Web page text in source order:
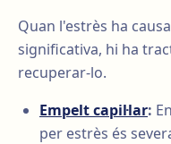
Quan l'estrès ha
significativa, hi ha
recuperar-lo.
Empelt capil·lar:
per estrès és